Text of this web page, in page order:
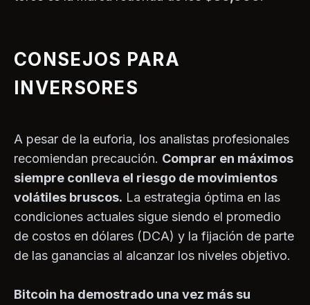
CONSEJOS PARA
INVERSORES
A pesar de la euforia, los analistas profesionales
recomiendan precaución. Comprar en máximos
siempre conlleva el riesgo de movimientos
volátiles bruscos. La estrategia óptima en las
condiciones actuales sigue siendo el promedio
de costos en dólares (DCA) y la fijación de parte
de las ganancias al alcanzar los niveles objetivo.
Bitcoin ha demostrado una vez más su